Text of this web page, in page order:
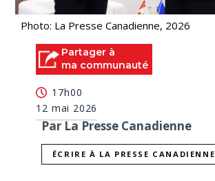
Photo: La Presse Canadienne, 2026
Partager à
ma communauté
17h00
12 mai 2026
Par La Presse Canadienne
ÉCRIRE À LA PRESSE CANADIENNE